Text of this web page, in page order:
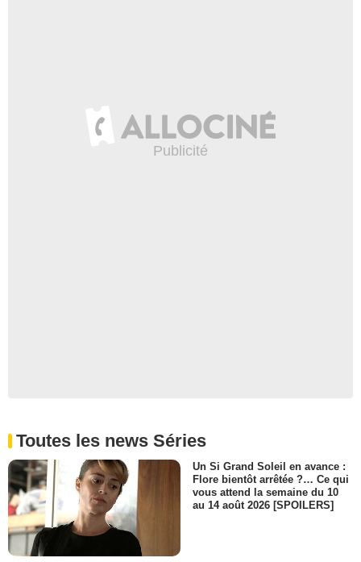
Toutes les news Séries
Un Si Grand Soleil en avance :
Flore bientôt arrêtée ?… Ce qui
vous attend la semaine du 10
au 14 août 2026 [SPOILERS]